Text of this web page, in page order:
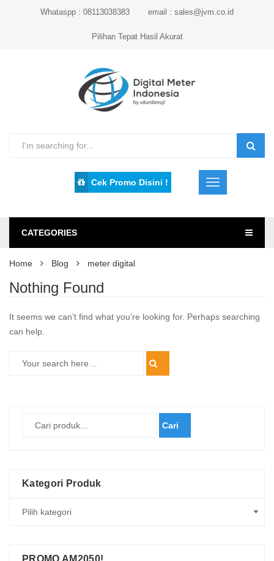
Whataspp : 08113038383 email : sales@jvm.co.id
Pilihan Tepat Hasil Akurat
Cek Promo Disini !
CATEGORIES
Home Blog meter digital
Nothing Found
It seems we can’t find what you’re looking for. Perhaps searching
can help.
Cari
Kategori Produk
PROMO AM2050!